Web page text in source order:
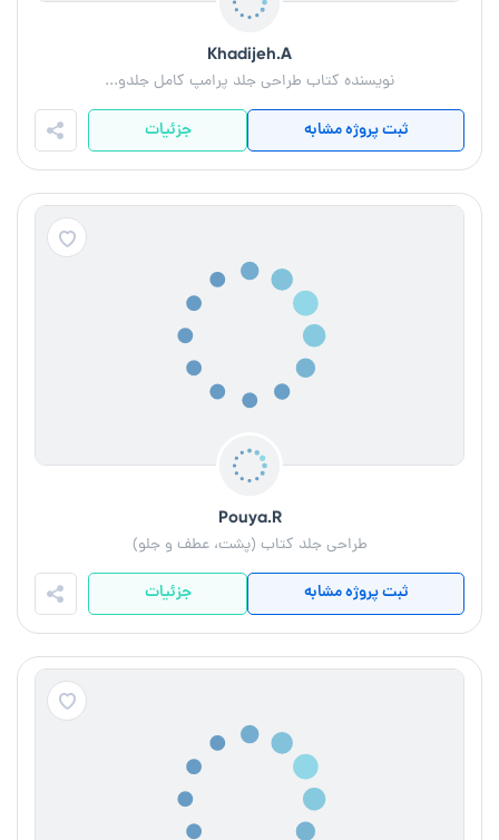
Khadijeh.A
نویسنده کتاب طراحی جلد پرامپ کامل جلدو...
ثبت پروژه مشابه جزئیات
Pouya.R
طراحی جلد کتاب (پشت، عطف و جلو)
ثبت پروژه مشابه جزئیات